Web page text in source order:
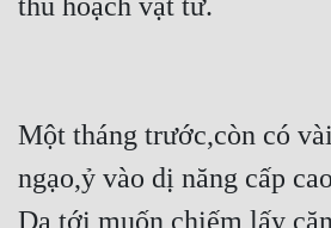
Phương Tây
Phản Phái
Quan Trường
thu hoạch vật tư.
Một tháng trước,còn có
ngạo,ỷ vào dị năng cấp
Dạ tới muốn chiếm lấy